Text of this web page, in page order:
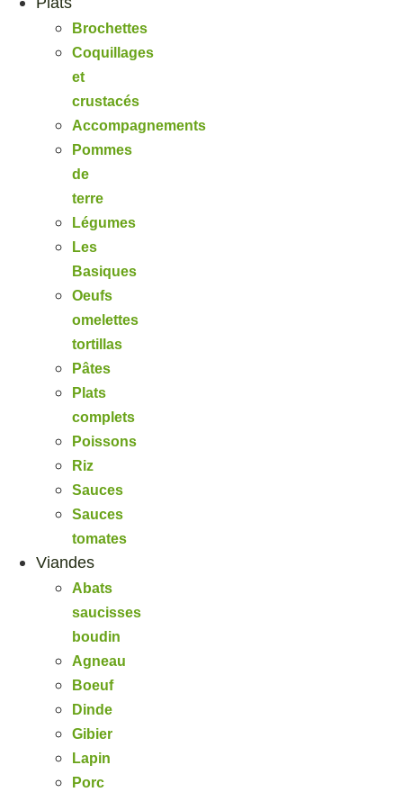
Brochettes
Coquillages
et
crustacés
Accompagnements
Pommes
de
terre
Légumes
Les
Basiques
Oeufs
omelettes
tortillas
Pâtes
Plats
complets
Poissons
Riz
Sauces
Sauces
tomates
Viandes
Abats
saucisses
boudin
Agneau
Boeuf
Dinde
Gibier
Lapin
Porc